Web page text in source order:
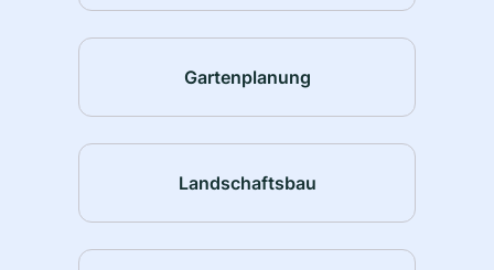
Gartenplanung
Landschaftsbau